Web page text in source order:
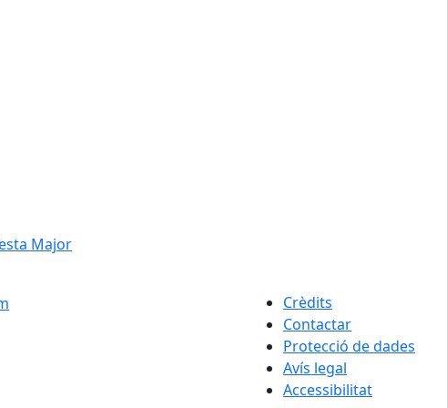
Major
Crèdits
Contactar
Protecció de dades
Avís legal
Accessibilitat